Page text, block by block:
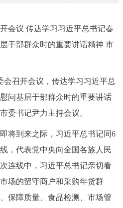
构职能 政策服务
题公开
人服务 部门服务
企服务 投资项目
光政务
议 传达学习习近平总书记春
干部群众时的重要讲话精神 市
召开会议，传达学习习近平总
问基层干部群众时的重要讲话
委书记尹力主持会议。
到来之际，习近平总书记同6
，代表党中央向全国各族人民
连线中，习近平总书记亲切看
场的留守商户和采购年货群
保障质量、食品检测、市场管